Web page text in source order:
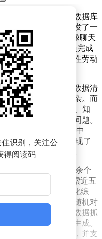
的变革。厦门大学数据库
教授团队，共同研发了一
核心理念是“让科研像聊天
交互，帮助科研人员完成
，将研究者从重复性劳动
挥官”。
献调研耗时费力、数据清
、基金申请流程复杂。而
无法操作外部工具、知
据隐私存在风险等问题。
——以大模型为决策中
知识存储，成功实现了
量可控的三大突破。
社区提供的5700余个
求。它能够自动检索近五
心观点，生成结构化综
撰写；设计多中心随机对
申请书；实现网页数据抓
合期刊规范的图表生成。
提供论文修改建议，并支
识别，关注公
得阅读码